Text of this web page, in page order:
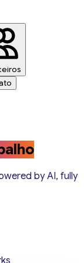
by AI, fully